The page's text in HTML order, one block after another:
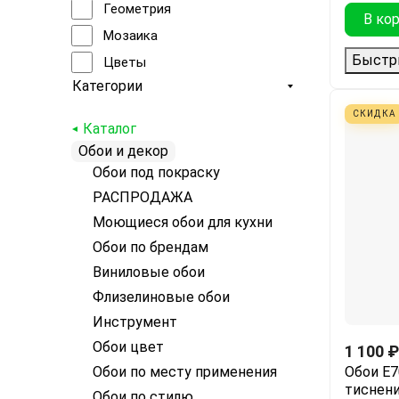
Бордо/красный
Оранжевый
Красный
Бежевый
Белый / Черный
Терракотовый
Бронзовый
Оливковый
Горчичный
Бирюзовый
Серо-бежевый
Бежево-коричневый
Молочный
ER Rivo
Lissabon
Samui
Oxford
ER Romano
Levita
74
64/32
1,3
32/64
Геометрия
Мозаика
Цветы
Полосы
Шпаклёвка
Ткань
Дамаск
Орнамент
Животные
Другое
Флористический
Флористика и природа
Абстракция и геометрия
Категории
Каталог
Обои и декор
Обои под покраску
РАСПРОДАЖА
Моющиеся обои для кухни
Обои по брендам
Виниловые обои
Флизелиновые обои
Инструмент
Обои цвет
Обои по месту применения
В
СКИДКА
1 100 ₽
Обои